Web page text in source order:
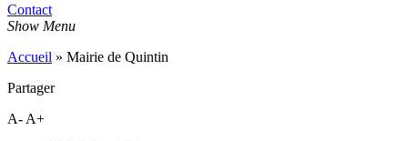
Contact
Show Menu
Accueil » Mairie de Quintin
Partager
A- A+